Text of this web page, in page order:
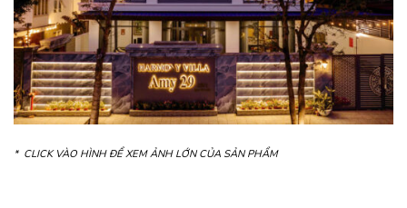
* CLICK VÀO HÌNH ĐỂ XEM ẢNH LỚN CỦA SẢN PHẨM